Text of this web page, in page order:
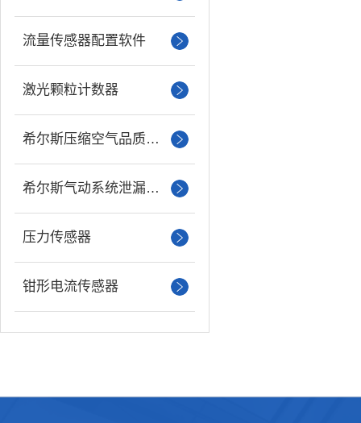
流量传感器配置软件
激光颗粒计数器
希尔斯压缩空气品质分析仪
希尔斯气动系统泄漏检测仪
压力传感器
钳形电流传感器